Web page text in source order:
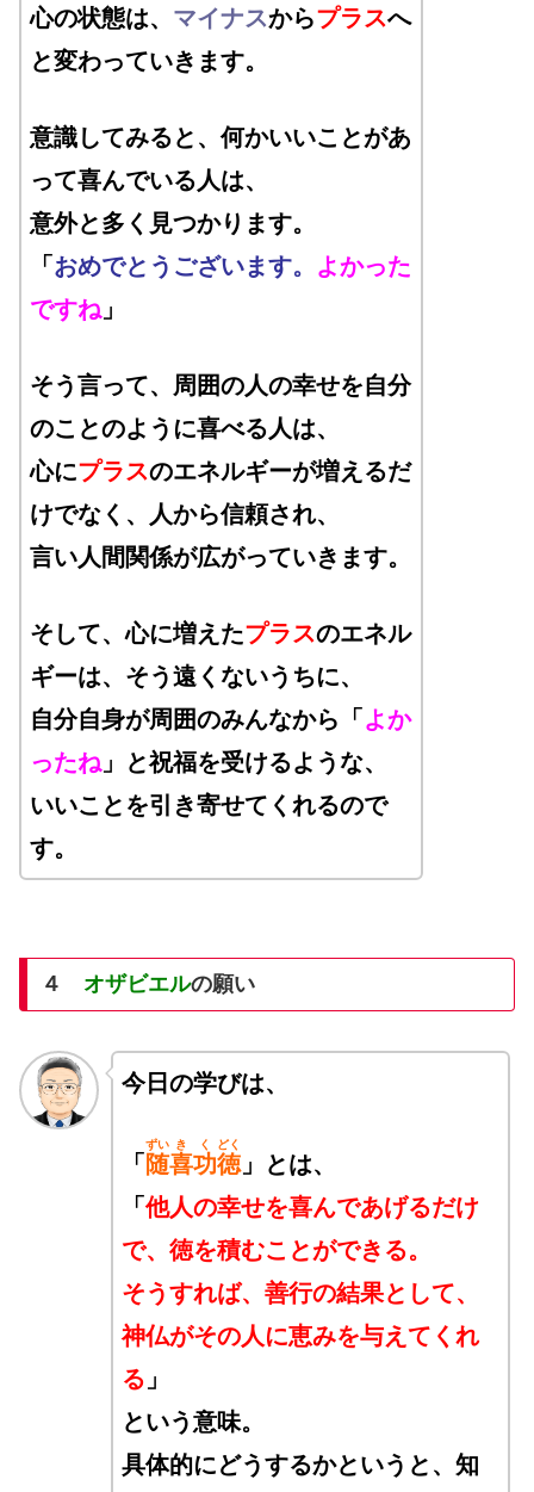
心の状態は、 マイナスからプラスへ
と変わっていきます。
意識してみると、何かいいことがあ
って喜んでいる人は、
意外と多く見つかります。
「 おめでとうございます。 よかった
ですね 」
そう言って、周囲の人の幸せを自分
のことのように喜べる人は、
心にプラスのエネルギーが増えるだ
けでなく、人から信頼され、
言い人間関係が広がっていきます。
そして、心に増えたプラスのエネル
ギーは、そう遠くないうちに、
自分自身が周囲のみんなから「 よか
ったね 」と祝福を受けるような、
いいことを引き寄せてくれるので
す。
４ オザビエルの願い
今日の学びは、
「随
ずい
喜
き
功
く
徳
どく
」とは、
「他人の幸せを喜んであげるだけ
で、徳を積むことができる。
そうすれば、善行の結果として、
神仏がその人に恵みを与えてくれ
る 」
という意味。
具体的にどうするかというと、知